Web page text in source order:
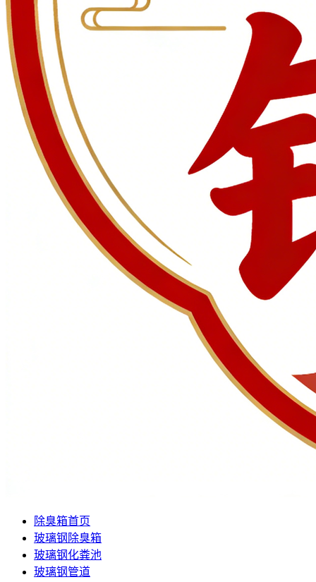
除臭箱首页
玻璃钢除臭箱
玻璃钢化粪池
玻璃钢管道